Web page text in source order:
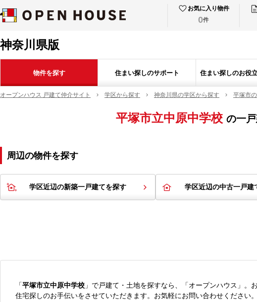
お気に入り物件
0件
神奈川県版
物件を探す 住まい探しのサポート 住まい探しのお役
オープンハウス 戸建て仲介サイト 学区から探す 神奈川県の学区から探す 平塚市
平塚市立中原中学校 の一
周辺の物件を探す
学区近辺の新築一戸建てを探す 学区近辺の中古一戸建
「平塚市立中原中学校 」で戸建て・土地を探すなら、「オープンハウス」。
住宅探しのお手伝いをさせていただきます。お気軽にお問い合わせください。